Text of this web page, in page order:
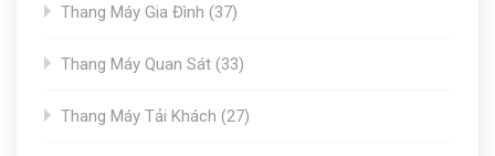
Thang Máy Gia Đình
3737
Thang Máy Quan Sát 3333
Thang Máy Tải Khách 2727